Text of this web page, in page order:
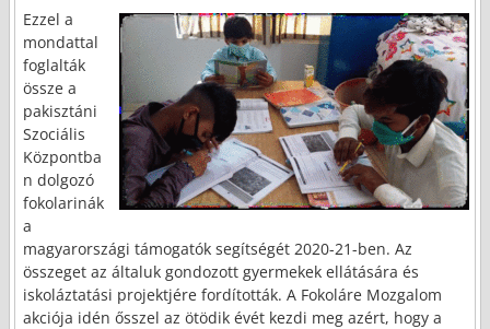
Ezzel a
mondattal
foglalták
össze a
pakisztáni
Szociális
Központba
n dolgozó
fokolarinák
a
magyarországi támogatók segítségét 2020-21-ben. Az
összeget az általuk gondozott gyermekek ellátására és
iskoláztatási projektjére fordították. A Fokoláre Mozgalom
akciója idén ősszel az ötödik évét kezdi meg azért, hogy a